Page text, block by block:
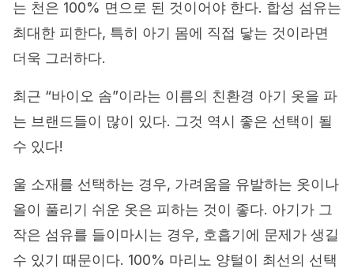
는 천은 100% 면으로 된 것이어야 한다. 합성 섬유는
최대한 피한다, 특히 아기 몸에 직접 닿는 것이라면
더욱 그러하다.
최근 “바이오 솜”이라는 이름의 친환경 아기 옷을 파
는 브랜드들이 많이 있다. 그것 역시 좋은 선택이 될
수 있다!
울 소재를 선택하는 경우, 가려움을 유발하는 옷이나
올이 풀리기 쉬운 옷은 피하는 것이 좋다. 아기가 그
작은 섬유를 들이마시는 경우, 호흡기에 문제가 생길
수 있기 때문이다. 100% 마리노 양털이 최선의 선택